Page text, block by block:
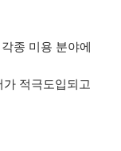
종 미용 분야에
적극도입되고